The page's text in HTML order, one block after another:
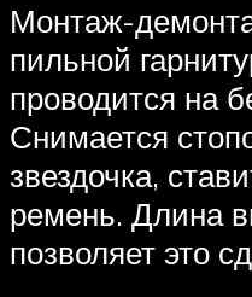
Монтаж-
пильной
проводится на
Снимается
звездочка,
ремень. Длина
позволяет это